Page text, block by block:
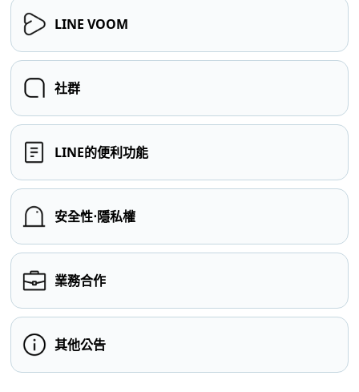
LINE VOOM
社群
LINE的便利功能
安全性⋅隱私權
業務合作
其他公告